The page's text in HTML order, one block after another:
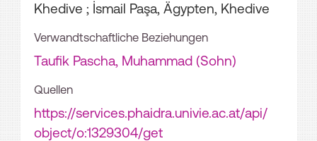
Khedive ; İsmail Paşa, Ägypten, Khedive
Verwandtschaftliche Beziehungen
Taufik Pascha, Muhammad (Sohn)
Quellen
https://services.phaidra.univie.ac.at/api/
object/o:1329304/get